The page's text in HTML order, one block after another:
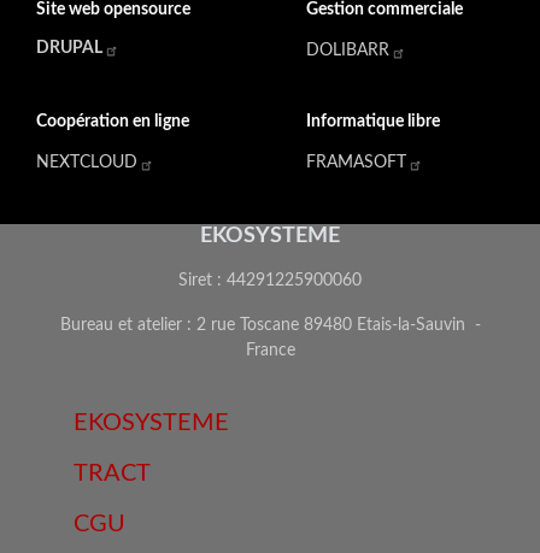
Site web opensource
DRUPAL
Gestion commerciale
DOLIBARR
Coopération en ligne
NEXTCLOUD
Informatique libre
FRAMASOFT
EKOSYSTEME
Siret : 44291225900060
Bureau et atelier : 2 rue Toscane 89480 Etais-la-Sauvin -
France
EKOSYSTEME
TRACT
CGU